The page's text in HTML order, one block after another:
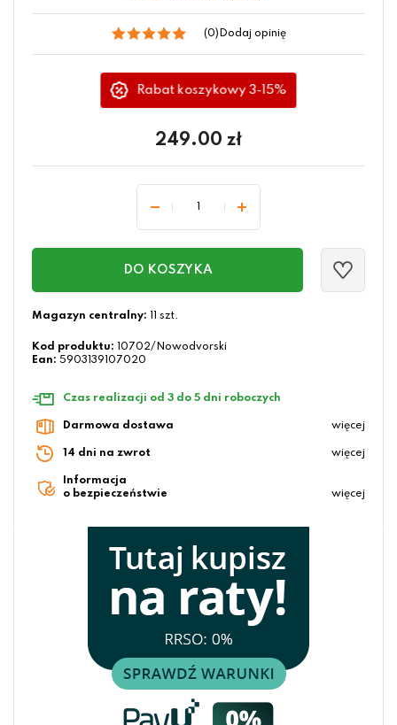
(0) Dodaj opinię
Rabat koszykowy 3-15%
249.00 zł
DO KOSZYKA
Magazyn centralny: 11 szt.
Kod produktu:
10702/Nowodvorski
Ean: 5903139107020
Czas realizacji od 3 do 5 dni roboczych
Darmowa dostawa więcej
14 dni na zwrot więcej
Informacja
o bezpieczeństwie
więcej